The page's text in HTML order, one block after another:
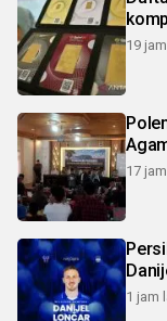
19
17
1 jam